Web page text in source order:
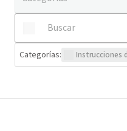
Categorías: Instrucciones